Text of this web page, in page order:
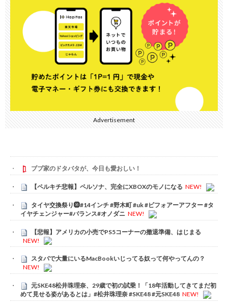
Advertisement
ブブ家のドタバタが、今日も愛おしい！
【ペルキチ悲報】ペルソナ、完全にXBOXのモノになる NEW!
タイヤ交換祭り🛞#14インチ #野木町 #uk #ビフォアーアフター #タ
イヤチェンジャー#バランス#オノダニ NEW!
【悲報】アメリカの小売でPS5コーナーの撤退準備、はじまる
NEW!
スタバで大量にいるMacBookいじってる奴って何やってんの？
NEW!
元SKE48松井珠理奈、29歳で初の試乗！「18年活動してきてまだ初
めて見せる姿があるとは」#松井珠理奈 #SKE48 #元SKE48 NEW!